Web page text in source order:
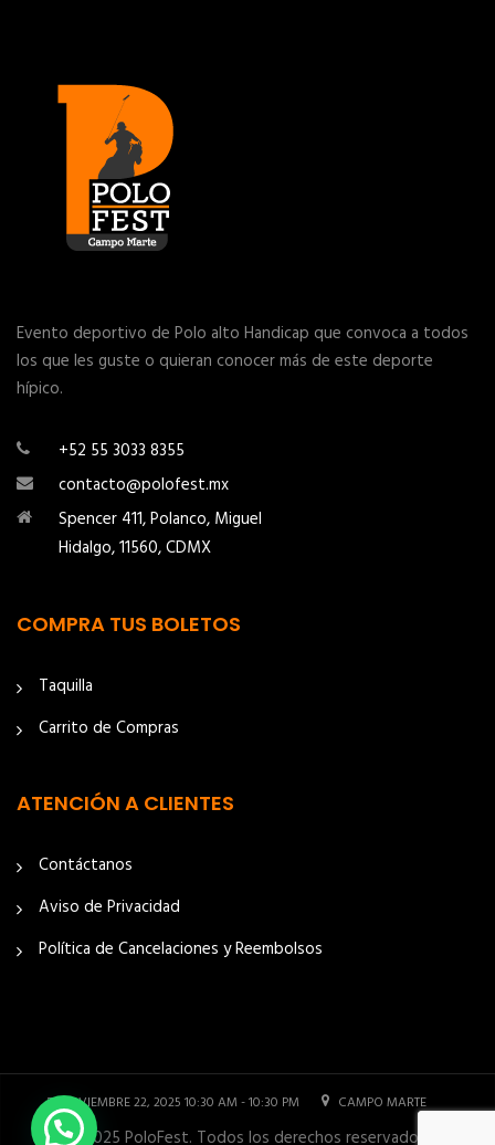
Evento deportivo de Polo alto Handicap que convoca a todos
los que les guste o quieran conocer más de este deporte
hípico.
+52 55 3033 8355
contacto@polofest.mx
Spencer 411, Polanco, Miguel
Hidalgo, 11560, CDMX
COMPRA TUS BOLETOS
Taquilla
Carrito de Compras
ATENCIÓN A CLIENTES
Contáctanos
Aviso de Privacidad
Política de Cancelaciones y Reembolsos
NOVIEMBRE 22, 2025 10:30 AM - 10:30 PM CAMPO MARTE
© 2025 PoloFest. Todos los derechos reservados.